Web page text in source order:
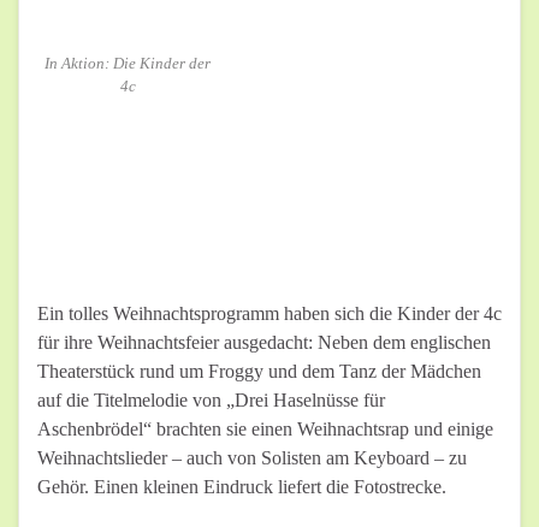
In Aktion: Die Kinder der
4c
Ein tolles Weihnachtsprogramm haben sich die Kinder der 4c
für ihre Weihnachtsfeier ausgedacht: Neben dem englischen
Theaterstück rund um Froggy und dem Tanz der Mädchen
auf die Titelmelodie von „Drei Haselnüsse für
Aschenbrödel“ brachten sie einen Weihnachtsrap und einige
Weihnachtslieder – auch von Solisten am Keyboard – zu
Gehör. Einen kleinen Eindruck liefert die Fotostrecke.